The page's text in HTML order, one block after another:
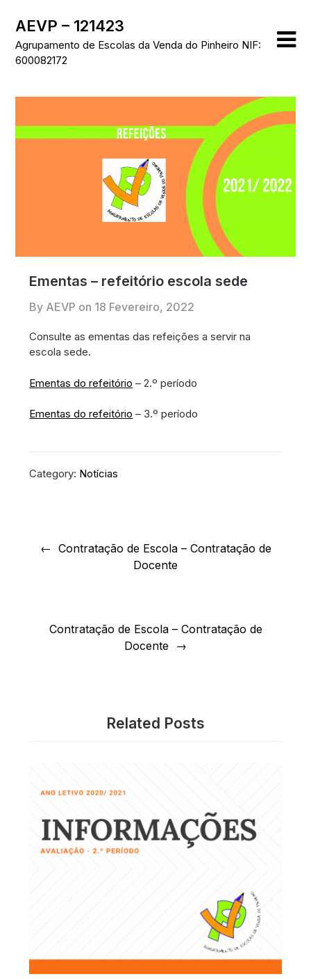
content
AEVP – 121423
Agrupamento de Escolas da Venda do Pinheiro NIF:
600082172
Ementas – refeitório escola sede
By AEVP on 18 Fevereiro, 2022
Consulte as ementas das refeições a servir na
escola sede.
Ementas do refeitório – 2.º período
Ementas do refeitório – 3.º período
Category: Notícias
Contratação de Escola – Contratação de
Docente
Contratação de Escola – Contratação de
Docente
Related Posts